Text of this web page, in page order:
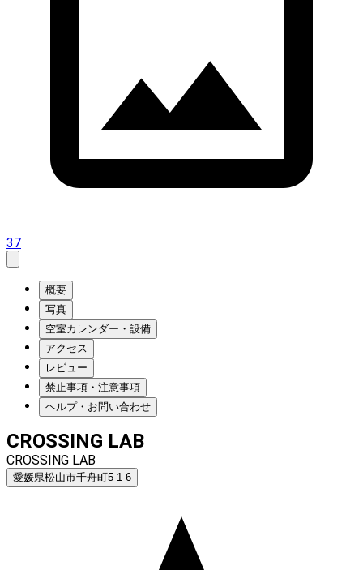
37
概要
写真
空室カレンダー・設備
アクセス
レビュー
禁止事項・注意事項
ヘルプ・お問い合わせ
CROSSING LAB
CROSSING LAB
愛媛県松山市千舟町5-1-6